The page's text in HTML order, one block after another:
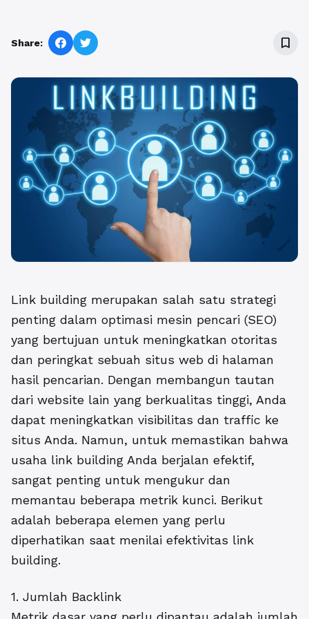
Share: bookmark_border
Link building merupakan salah satu strategi
penting dalam optimasi mesin pencari (SEO)
yang bertujuan untuk meningkatkan otoritas
dan peringkat sebuah situs web di halaman
hasil pencarian. Dengan membangun tautan
dari website lain yang berkualitas tinggi, Anda
dapat meningkatkan visibilitas dan traffic ke
situs Anda. Namun, untuk memastikan bahwa
usaha link building Anda berjalan efektif,
sangat penting untuk mengukur dan
memantau beberapa metrik kunci. Berikut
adalah beberapa elemen yang perlu
diperhatikan saat menilai efektivitas link
building.
1. Jumlah Backlink